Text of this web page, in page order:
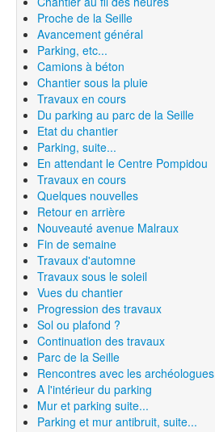
Proche de la Seille
Avancement général
Parking, etc...
Camions à béton
Chantier sous la pluie
Travaux en cours
Du parking au parc de la Seille
Etat du chantier
Parking, suite...
En attendant le Centre Pompidou
Travaux en cours
Quelques nouvelles
Retour en arrière
Nouveauté avenue Malraux
Fin de semaine
Travaux d'automne
Travaux sous le soleil
Vues du chantier
Progression des travaux
Sol ou plafond ?
Continuation des travaux
Parc de la Seille
Rencontres avec les archéologues
A l'intérieur du parking
Mur et parking suite...
Parking et mur antibruit, suite...